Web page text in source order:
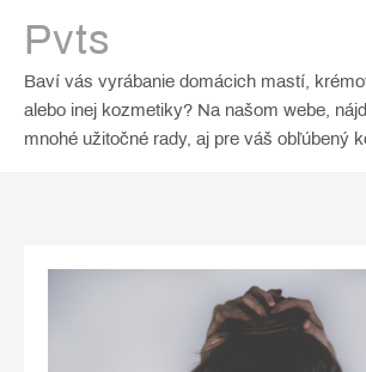
Pvts
Baví vás vyrábanie domácich mastí,
alebo inej kozmetiky? Na našom webe,
mnohé užitočné rady, aj pre váš obľúbený